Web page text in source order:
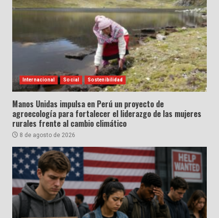
Internacional Social Sostenibilidad
Manos Unidas impulsa en Perú un proyecto de
agroecología para fortalecer el liderazgo de las mujeres
rurales frente al cambio climático
8 de agosto de 2026